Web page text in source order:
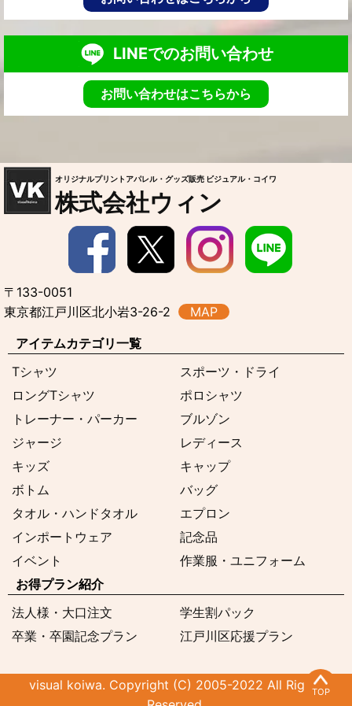
LINEでのお問い合わせ
お問い合わせはこちらから
オリジナルプリントアパレル・グッズ販売 ビジュアル・コイワ
株式会社ウィン
〒133-0051
東京都江戸川区北小岩3-26-2
MAP
アイテムカテゴリ一覧
Tシャツ
スポーツ・ドライ
ロングTシャツ
ポロシャツ
トレーナー・パーカー
ブルゾン
ジャージ
レディース
キッズ
キャップ
ボトム
バッグ
タオル・ハンドタオル
エプロン
インポートウェア
記念品
イベント
作業服・ユニフォーム
お得プラン紹介
法人様・大口注文
学生割パック
卒業・卒園記念プラン
江戸川区応援プラン
visual koiwa. Copyright (C) 2005-2022 All Rights
TOP